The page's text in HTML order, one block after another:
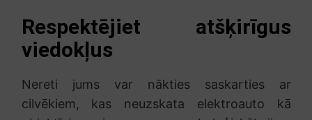
Respektējiet atšķirīgus
viedokļus
Nereti jums var nākties saskarties ar
cilvēkiem, kas neuzskata elektroauto kā